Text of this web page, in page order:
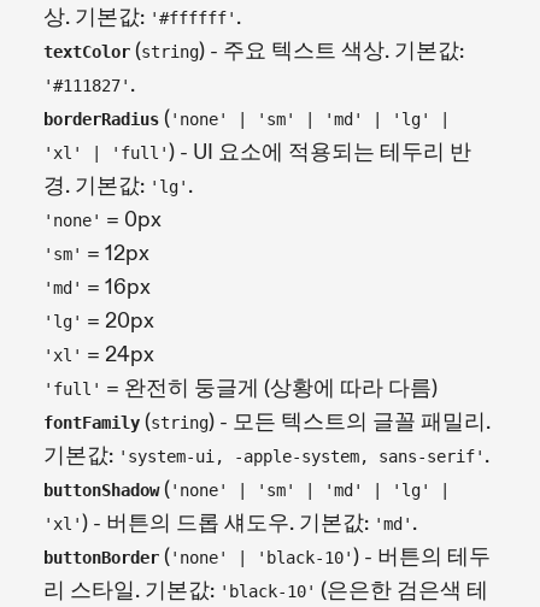
상. 기본값: '#ffffff' .
textColor (string) - 주요 텍스트 색상. 기본값:
'#111827' .
borderRadius ('none' | 'sm' | 'md' | 'lg' |
'xl' | 'full') - UI 요소에 적용되는 테두리 반
경. 기본값: 'lg' .
'none' = 0px
'sm' = 12px
'md' = 16px
'lg' = 20px
'xl' = 24px
'full' = 완전히 둥글게 (상황에 따라 다름)
fontFamily (string) - 모든 텍스트의 글꼴 패밀리.
기본값: 'system-ui, -apple-system, sans-serif' .
buttonShadow('none' | 'sm' | 'md' | 'lg' |
'xl') - 버튼의 드롭 섀도우. 기본값: 'md' .
buttonBorder ('none' | 'black-10') - 버튼의 테두
리 스타일. 기본값: 'black-10' (은은한 검은색 테